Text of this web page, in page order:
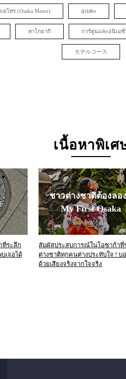
มโทร (Osaka Metro) อุเมดะ
ทาโกยากิ การ์ตูนและอนิเม
モデルコース
เนื้อหาพิเศ
ที่ระลึก
เจอได้
ชาวต่างชาติต้องลอ
My First Osaka
สัมผัสประสบการณ์ในโอซาก้าที่
ต่างชาติทุกคนต่างประทับใจ ! บ
ด้วยเสียงจริงจากใจจริง